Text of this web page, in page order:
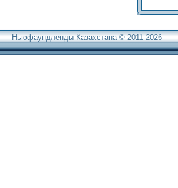
Ньюфаундленды Казахстана © 2011-2026